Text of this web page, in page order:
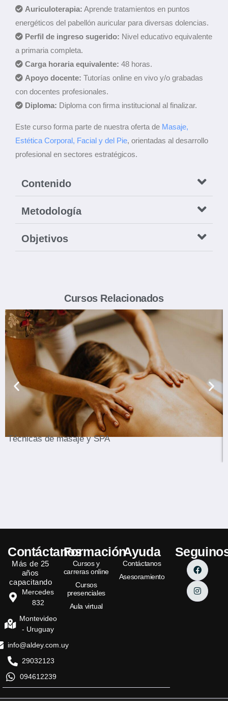
Auriculoterapia: Aprende tratamientos en puntos
energéticos del pabellón auricular para diversas dolencias.
Perfil de ingreso sugerido: Nivel educativo equivalente
a primaria completa.
Carga horaria equivalente: 48 horas.
Apoyo docente: Tutorías online en vivo y/o grabadas
con docentes profesionales.
Diploma: Diploma con firma institucional al finalizar.
Este curso forma parte de nuestra oferta de Masaje,
Estética Corporal, Facial y del Pie, orientadas al desarrollo
profesional en sectores estratégicos.
Contenido
Metodología
Objetivos
Cursos Relacionados
Técnicas de masaje y SPA
Ver Curso
Contáctanos
Más de 25
años
capacitando
Mercedes
832
Montevideo
- Uruguay
info@aldey.com.uy
29032123
094612239
Formación
Cursos y
carreras online
Cursos
presenciales
Aula virtual
Ayuda
Contáctanos
Asesoramiento